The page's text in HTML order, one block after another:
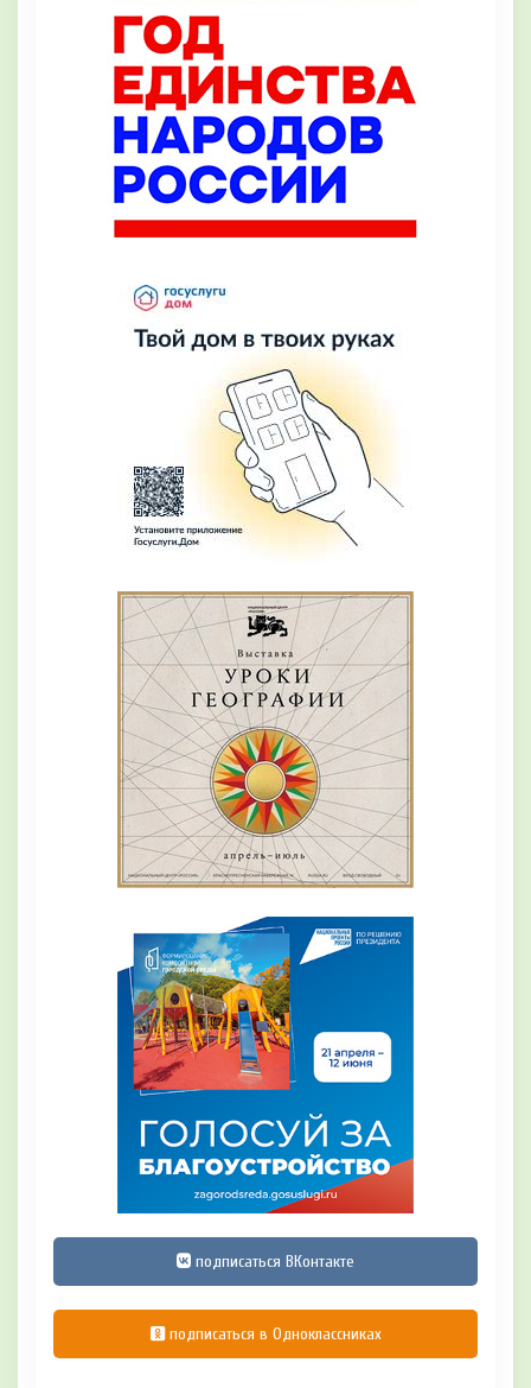
подписаться ВКонтакте
подписаться в Одноклассниках